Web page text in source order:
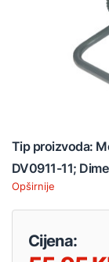
Tip proizvoda:
DV0911-11;
Opširnije
Cijena: